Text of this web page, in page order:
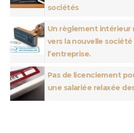
sociétés
Un règlement intérieur
vers la nouvelle
l’entreprise.
Pas de licenciement
une salariée relaxée